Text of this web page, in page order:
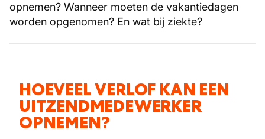
opnemen? Wanneer moeten de vakantiedagen
worden opgenomen? En wat bij ziekte?
HOEVEEL VERLOF KAN EEN
UITZENDMEDEWERKER
OPNEMEN?